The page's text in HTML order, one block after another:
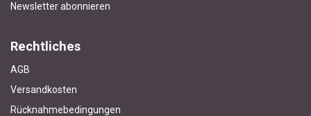
Newsletter abonnieren
Rechtliches
AGB
Versandkosten
Rücknahmebedingungen